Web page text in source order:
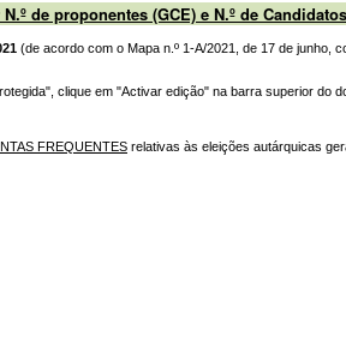
de proponentes (GCE) e N.º de Candidatos
(de acordo com o Mapa n.º 1-A/2021, de 17 de junho,
clique em "Activar edição" na barra superior do
FREQUENTES relativas às eleições autárquicas